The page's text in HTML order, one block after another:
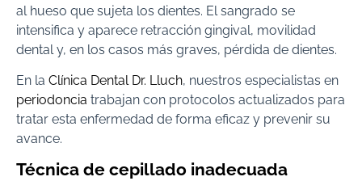
al hueso que sujeta los dientes. El sangrado se
intensifica y aparece retracción gingival, movilidad
dental y, en los casos más graves, pérdida de dientes.
En la Clínica Dental Dr. Lluch, nuestros especialistas en
periodoncia trabajan con protocolos actualizados para
tratar esta enfermedad de forma eficaz y prevenir su
avance.
Técnica de cepillado inadecuada